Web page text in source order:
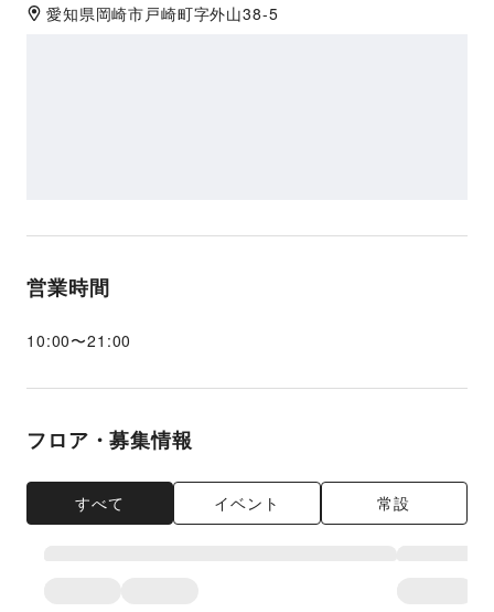
愛知県岡崎市 戸崎町字外山38-5
営業時間
10:00〜21:00
フロア・募集情報
すべて イベント 常設